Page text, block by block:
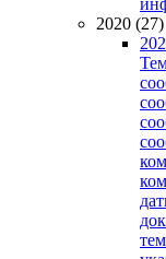
2020 (27)